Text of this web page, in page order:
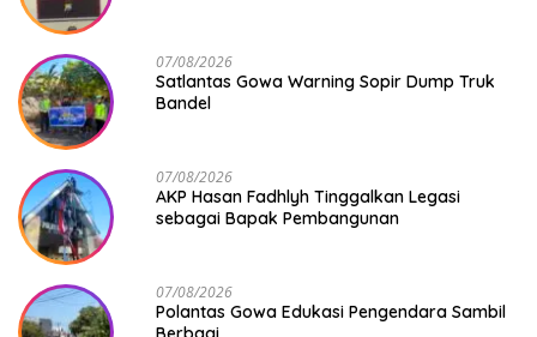
07/08/2026
Satlantas Gowa Warning Sopir Dump Truk
Bandel
07/08/2026
AKP Hasan Fadhlyh Tinggalkan Legasi
sebagai Bapak Pembangunan
07/08/2026
Polantas Gowa Edukasi Pengendara Sambil